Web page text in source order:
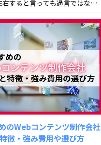
右すると言っても過言ではない
のWebコンテンツ制作会社
徴・強み費用や選び方